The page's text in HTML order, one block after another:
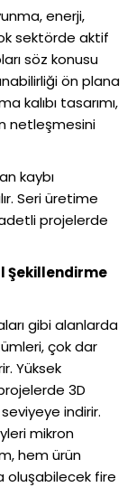
enerji,
sektörde aktif
söz konusu
ön plana
kalıbı tasarımı,
netleşmesini
kaybı
Seri üretime
adetli projelerde
Şekillendirme
gibi alanlarda
çok dar
Yüksek
3D
indirir.
mikron
hem ürün
oluşabilecek fire